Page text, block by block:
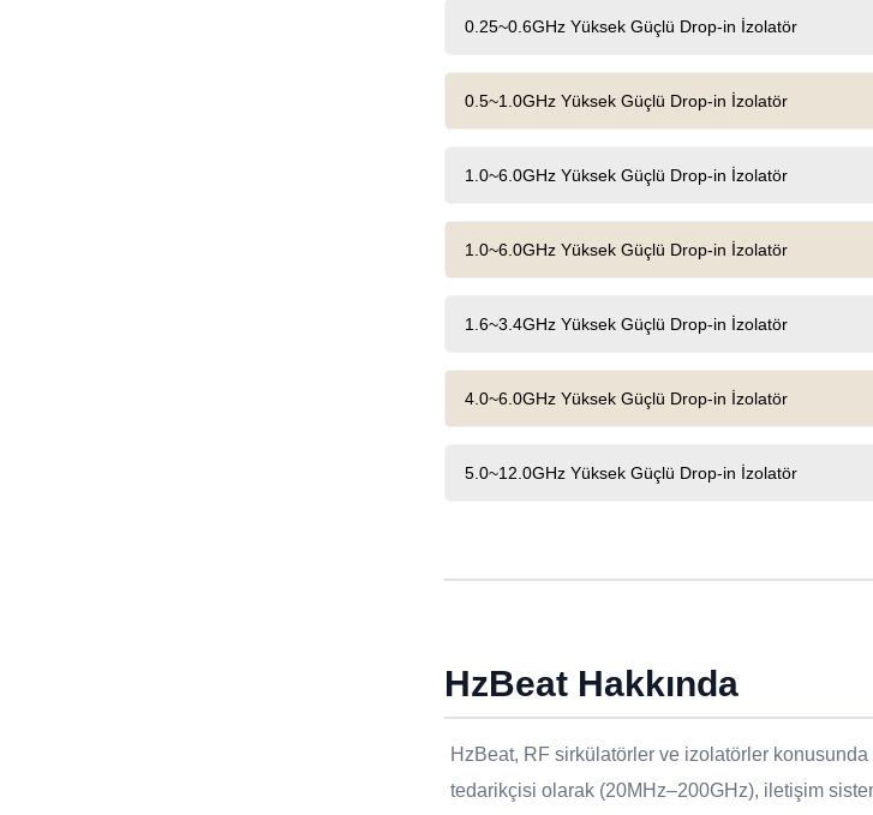
0.25~0.6GHz Yüksek Güçlü Drop-in İzolatör
0.5~1.0GHz Yüksek Güçlü Drop-in İzolatör
1.0~6.0GHz Yüksek Güçlü Drop-in İzolatör
1.0~6.0GHz Yüksek Güçlü Drop-in İzolatör
1.6~3.4GHz Yüksek Güçlü Drop-in İzolatör
4.0~6.0GHz Yüksek Güçlü Drop-in İzolatör
5.0~12.0GHz Yüksek Güçlü Drop-in İzolatör
HzBeat Hakkında
HzBeat, RF sirkülatörler ve izolatörler
tedarikçisi olarak (20MHz–200GHz), iletişim